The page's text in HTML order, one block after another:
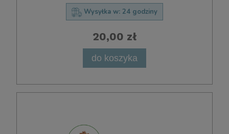
Wysyłka w: 24 godziny
20,00 zł
do koszyka